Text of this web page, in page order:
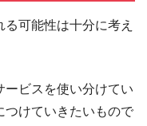
ンペーン
ペーン
ンペーン
可能性は十分に考え
ビスを使い分けてい
つけていきたいもので